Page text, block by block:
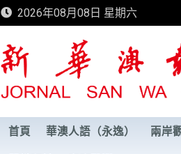
2026年08月08日 星期六
新華澳報
首頁 華澳人語（永逸） 兩岸